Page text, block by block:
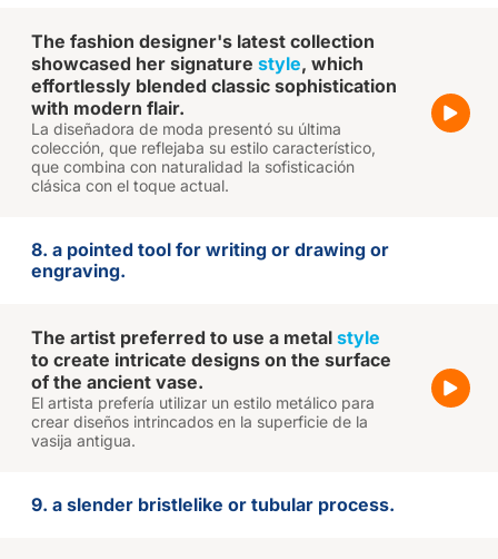
The fashion designer's latest collection
showcased her signature style, which
effortlessly blended classic sophistication
with modern flair.
La diseñadora de moda presentó su última
colección, que reflejaba su estilo característico,
que combina con naturalidad la sofisticación
clásica con el toque actual.
8. a pointed tool for writing or drawing or
engraving.
The artist preferred to use a metal style
to create intricate designs on the surface
of the ancient vase.
El artista prefería utilizar un estilo metálico para
crear diseños intrincados en la superficie de la
vasija antigua.
9. a slender bristlelike or tubular process.